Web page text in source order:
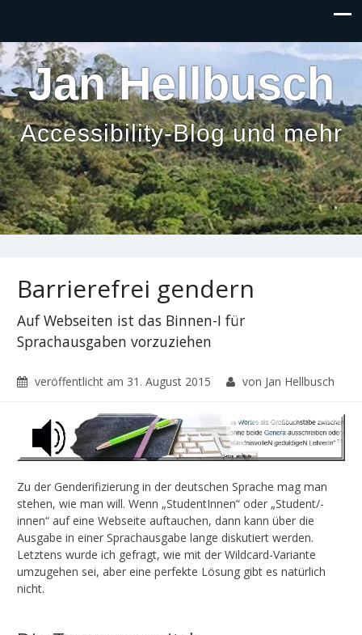
Jan Hellbusch
Accessibility-Blog und mehr
Barrierefrei gendern
Auf Webseiten ist das Binnen-I für
Sprachausgaben vorzuziehen
veröffentlicht am 31. August 2015 von Jan Hellbusch
Zu der Genderifizierung in der deutschen Sprache mag man
stehen, wie man will. Wenn „StudentInnen“ oder „Student/-
innen“ auf eine Webseite auftauchen, dann kann über die
Ausgabe in einer Sprachausgabe lange diskutiert werden.
Letztens wurde ich gefragt, wie mit der Wildcard-Variante
umzugehen sei, aber eine perfekte Lösung gibt es natürlich
nicht.